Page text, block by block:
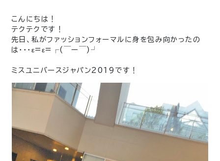
こんにちは！
テクテクです！
先日、私がファッションフォーマルに身を包み向かったの
は・・・ε=ε=┌(￣ー￣)┘
ミスユニバースジャパン2019です！